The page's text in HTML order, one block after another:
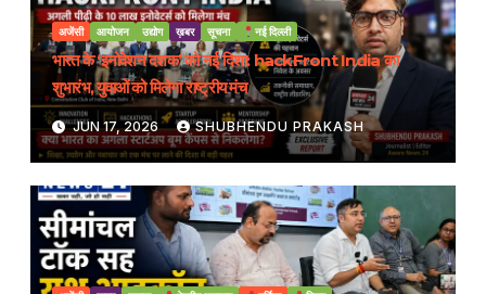
अजेंसी आयोजन उद्योग ख़बर सूचना नई दिल्ली
भारत के ‘इनोवेशन दशक’ को नई दिशा: hackFront India का
शुभारंभ, युवाओं को मिलेगा राष्ट्रीय मंच
JUN 17, 2026 SHUBHENDU PRAKASH